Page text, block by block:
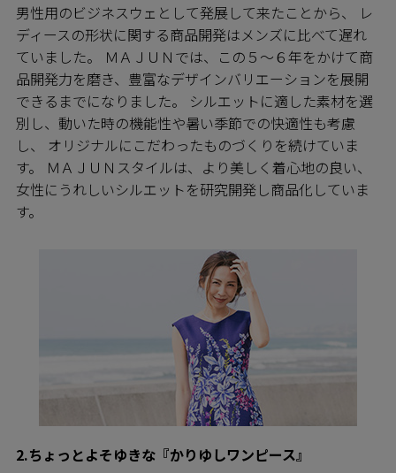
男性用のビジネスウェとして発展して来たことから、 レ
ディースの形状に関する商品開発はメンズに比べて遅れ
ていました。 ＭＡＪＵＮでは、この５～６年をかけて商
品開発力を磨き、豊富なデザインバリエーションを展開
できるまでになりました。 シルエットに適した素材を選
別し、動いた時の機能性や暑い季節での快適性も考慮
し、 オリジナルにこだわったものづくりを続けていま
す。 ＭＡＪＵＮスタイルは、より美しく着心地の良い、
女性にうれしいシルエットを研究開発し商品化していま
す。
2.ちょっとよそゆきな『かりゆしワンピース』